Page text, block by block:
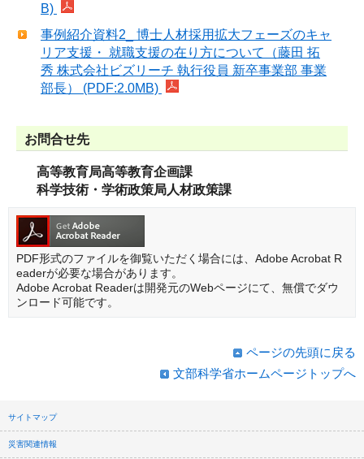
B)
事例紹介資料2_ 博士人材採用拡大フェーズのキャ
リア支援・ 就職支援の在り方について（藤田 拓
秀 株式会社ビズリーチ 執行役員 新卒事業部 事業
部長） (PDF:2.0MB)
お問合せ先
高等教育局高等教育企画課
科学技術・学術政策局人材政策課
PDF形式のファイルを御覧いただく場合には、Adobe Acrobat R
eaderが必要な場合があります。
Adobe Acrobat Readerは開発元のWebページにて、無償でダウ
ンロード可能です。
ページの先頭に戻る
文部科学省ホームページトップへ
サイトマップ
災害関連情報